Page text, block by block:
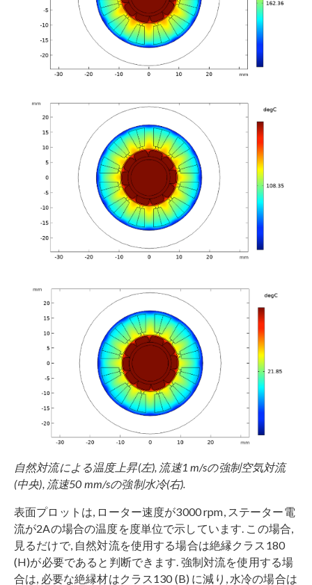
自然対流による温度上昇(左), 流速1 m/sの強制空気対流
(中央), 流速50 mm/sの強制水冷(右).
表面プロットは, ローター速度が3000 rpm, ステーター電
流が2Aの場合の温度を度単位で示しています. この場合,
見るだけで, 自然対流を使用する場合は絶縁クラス180
(H)が必要であると判断できます. 強制対流を使用する場
合は, 必要な絶縁材はクラス130 (B) に減り, 水冷の場合は